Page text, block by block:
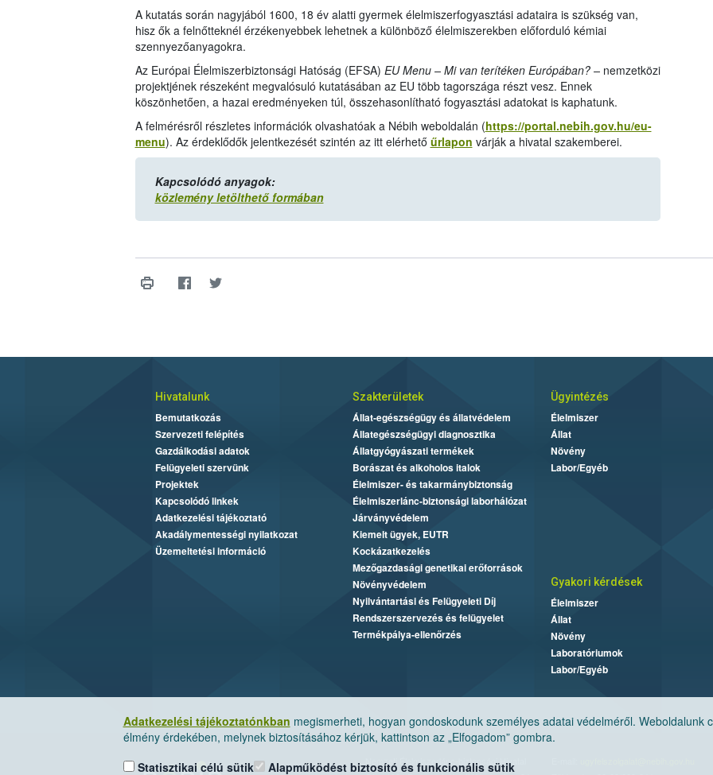
A kutatás során nagyjából 1600, 18 év alatti gyermek élelmiszerfogyasztási adataira is szükség van,
hisz ők a felnőtteknél érzékenyebbek lehetnek a különböző élelmiszerekben előforduló kémiai
szennyezőanyagokra.
Az Európai Élelmiszerbiztonsági Hatóság (EFSA) EU Menu – Mi van terítéken Európában? –nemzetközi
projektjének részeként megvalósuló kutatásában az EU több tagországa részt vesz. Ennek
köszönhetően, a hazai eredményeken túl, összehasonlítható fogyasztási adatokat is kaphatunk.
A felmérésről részletes információk olvashatóak a Nébih weboldalán (https://portal.nebih.gov.hu/eu-
menu). Az érdeklődők jelentkezését szintén az itt elérhető űrlapon várják a hivatal szakemberei.
Kapcsolódó anyagok:
közlemény letölthető formában
Adatkezelési tájékoztatónkban megismerheti, hogyan gondoskodunk személyes adatai védelméről. Weboldalunk
élmény érdekében, melynek biztosításához kérjük, kattintson az „Elfogadom” gombra.
Statisztikai célú sütik
Alapműködést biztosító és funkcionális sütik
Hivatalunk
Bemutatkozás
Szervezeti felépítés
Gazdálkodási adatok
Felügyeleti szervünk
Projektek
Kapcsolódó linkek
Adatkezelési tájékoztató
Akadálymentességi nyilatkozat
Üzemeltetési információ
Szakterületek
Állat-egészségügy és állatvédelem
Állategészségügyi diagnosztika
Állatgyógyászati termékek
Borászat és alkoholos italok
Élelmiszer- és takarmánybiztonság
Élelmiszerlánc-biztonsági laborhálózat
Járványvédelem
Kiemelt ügyek, EUTR
Kockázatkezelés
Mezőgazdasági genetikai erőforrások
Növényvédelem
Nyilvántartási és Felügyeleti Díj
Rendszerszervezés és felügyelet
Termékpálya-ellenőrzés
Ügyintézés
Élelmiszer
Állat
Növény
Labor/Egyéb
Gyakori kérdések
Élelmiszer
Állat
Növény
Laboratóriumok
Labor/Egyéb
Nemzeti Élelmiszerlánc-biztonsági Hivatal